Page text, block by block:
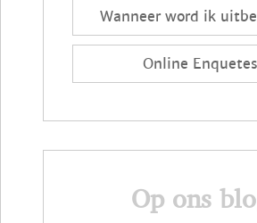
Wanneer word ik
Online Enquetes
Op ons